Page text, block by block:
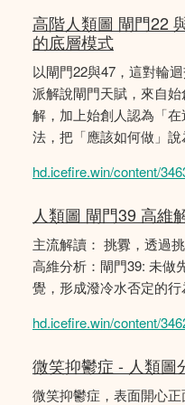
高階人類圖 閘門22
的底層模式
以閘門22與47，這對輪
派解說閘門天賦，來自
解，加上始創人認為「
法，把「應該如何做」說
hd.icefire.win/content/
人類圖 閘門39 高維
主流解讀： 挑釁，透過
高維分析：閘門39: 未做
覺，形成潑冷水否定的行
hd.icefire.win/content/
微笑抑鬱症 - 人類圖
微笑抑鬱症，表面開心